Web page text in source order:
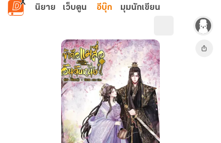
ข้ามไปยังเนื้อหาหลัก
นิยาย เว็บตูน อีบุ๊ก มุมนักเขียน